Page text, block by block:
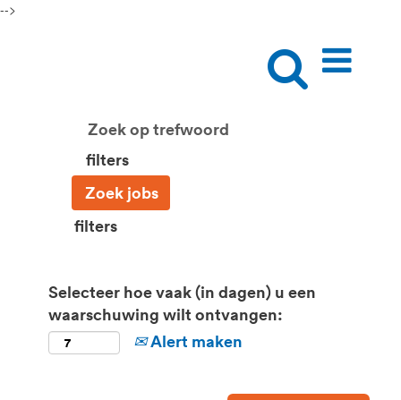
-->
filters
filters
Selecteer hoe vaak (in dagen) u een
waarschuwing wilt ontvangen:
Alert maken